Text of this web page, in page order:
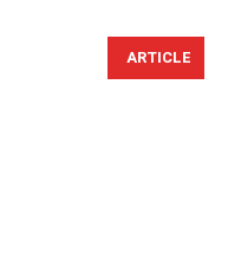
ARTICLE